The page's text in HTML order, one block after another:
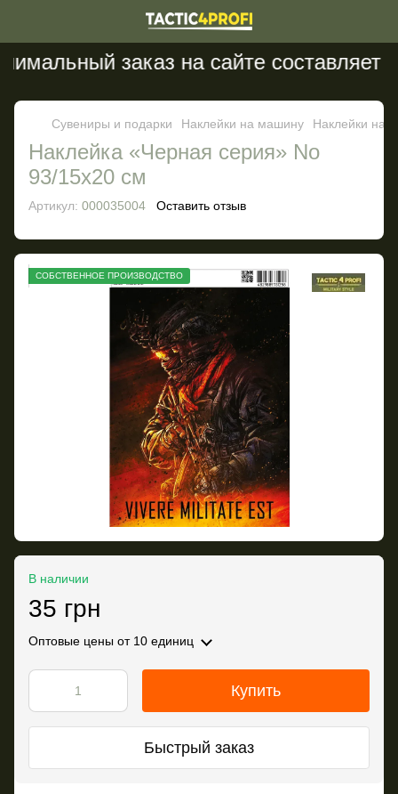
заказ на сайте составляет
Сувениры и подарки Наклейки на машину Наклейки на
Наклейка «Черная серия» No
93/15х20 см
Артикул: 000035004 Оставить отзыв
СОБСТВЕННОЕ ПРОИЗВОДСТВО
В наличии
35 грн
Оптовые цены от 10 единиц
Купить
Быстрый заказ